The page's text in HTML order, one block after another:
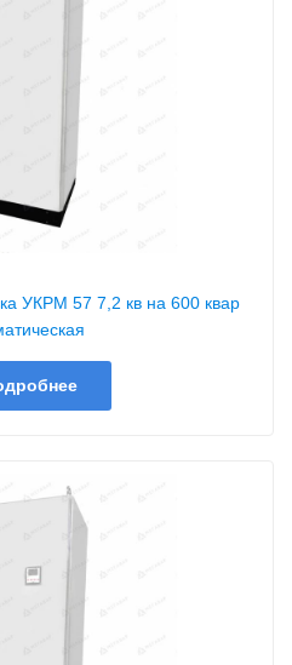
УКРМ 57 7,2 кв на 600 квар